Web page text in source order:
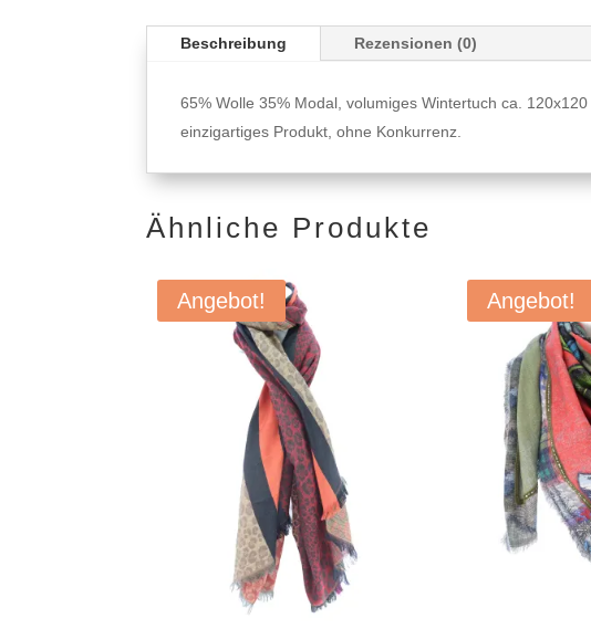
Beschreibung Rezensionen (0)
65% Wolle 35% Modal, volumiges Wintertuch ca.
einzigartiges Produkt, ohne Konkurrenz.
Ähnliche Produkte
Angebot! Angebot!